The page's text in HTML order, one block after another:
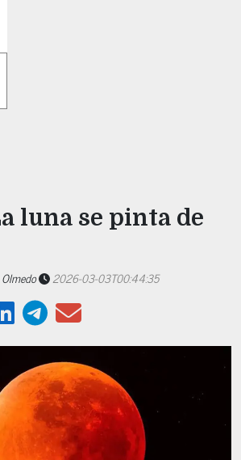
luna se pinta de
2026-03-03T00:44:35